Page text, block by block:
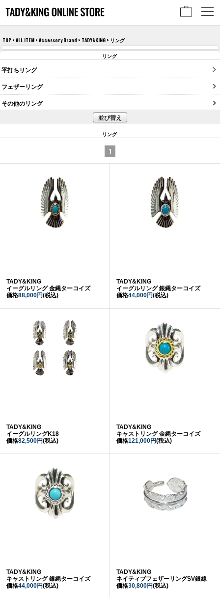
TOP > ALL ITEM > Accessory Brand > TADY&KING > リング
リング
平打ちリング
フェザーリング
その他のリング
並び替え
リング
1
TADY&KING
イーグルリング 金縄ターコイズ
価格88,000円(税込)
TADY&KING
イーグルリング 銀縄ターコイズ
価格44,000円(税込)
TADY&KING
イーグルリングK18
価格82,500円(税込)
TADY&KING
キャストリング 金縄ターコイズ
価格121,000円(税込)
TADY&KING
キャストリング 銀縄ターコイズ
価格44,000円(税込)
TADY&KING
ネイティブフェザーリングSV銀線
価格30,800円(税込)